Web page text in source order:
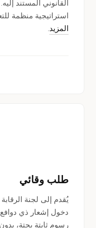
القانوني المستند
استراتيجية منظمة
المزيد.
طلب وقائي
دخول إشعار ذي دوافع
رسوم ثابتة بحتة،